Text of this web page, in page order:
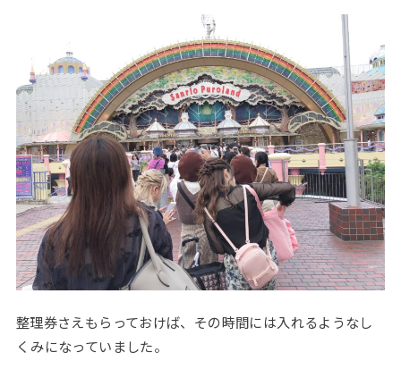
整理券さえもらっておけば、その時間には入れるようなし
くみになっていました。